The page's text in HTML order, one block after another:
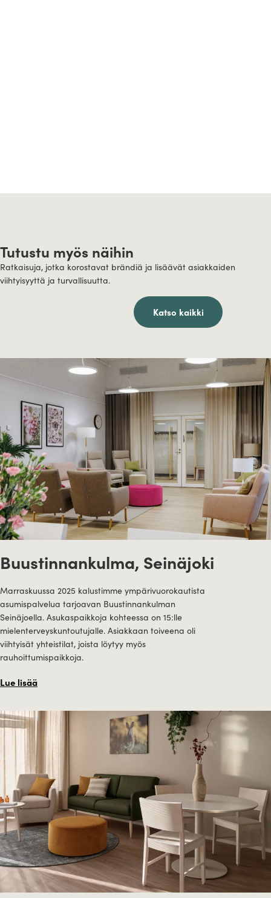
Tutustu myös näihin
Ratkaisuja, jotka korostavat brändiä ja lisäävät asiakkaiden
viihtyisyyttä ja turvallisuutta.
Katso kaikki
Buustinnankulma, Seinäjoki
Marraskuussa 2025 kalustimme ympärivuorokautista
asumispalvelua tarjoavan Buustinnankulman
Seinäjoella. Asukaspaikkoja kohteessa on 15:lle
mielenterveyskuntoutujalle. Asiakkaan toiveena oli
viihtyisät yhteistilat, joista löytyy myös
rauhoittumispaikkoja.
Lue lisää